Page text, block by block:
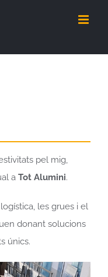
pel mig,
a Tot Alumini.
les grues i el
donant solucions
únics.